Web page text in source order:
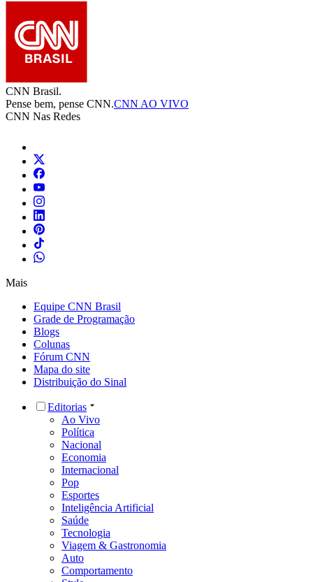
CNN Brasil.
Pense bem, pense CNN.CNN AO VIVO
CNN Nas Redes
Mais
Equipe CNN Brasil
Grade de Programação
Blogs
Colunas
Fórum CNN
Mapa do site
Distribuição do Sinal
Editorias
Ao Vivo
Política
Nacional
Economia
Internacional
Pop
Esportes
Inteligência Artificial
Saúde
Tecnologia
Viagem & Gastronomia
Auto
Comportamento